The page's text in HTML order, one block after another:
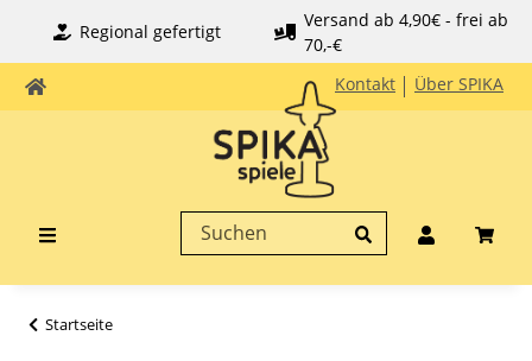
Regional gefertigt
Versand ab 4,90€ - frei ab
70,-€
Kontakt
Über SPIKA
Startseite